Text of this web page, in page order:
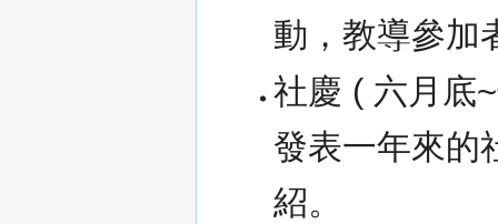
動，教導參加
社慶 ( 六月底
發表一年來的
紹。